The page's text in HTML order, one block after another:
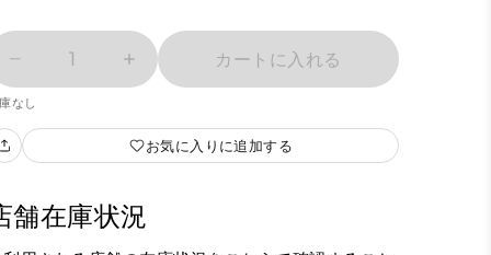
1 カートに入れる
なし
お気に入りに追加する
舗在庫状況